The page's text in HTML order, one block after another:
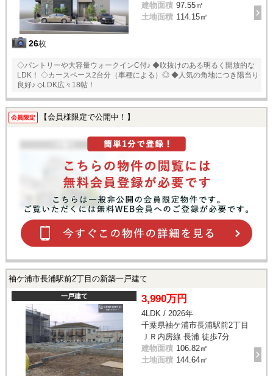
26枚
建物面積 97.55㎡
土地面積 114.15㎡
◇パントリーや大容量ウォークインC付♪ ◆吹抜けのある明るく開放的な
LDK！ ◇カースペース2台分（車種による）◎ ◆人気の角地につき陽当り
良好♪ ◇LDK広々18帖！
会員限定 【会員様限定で公開中！】
袖ケ浦市長浦駅前2丁目の新築一戸建て
一戸建て 3,990万円
4LDK / 2026年
千葉県袖ケ浦市長浦駅前2丁目
ＪＲ内房線 長浦 徒歩7分
建物面積 106.82㎡
土地面積 144.64㎡